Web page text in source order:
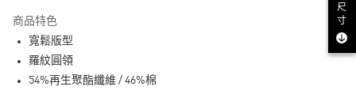
LINE Pay
商品特色
寬鬆版型
羅紋圓領
54%再生聚酯纖維 / 46%棉
尺
寸